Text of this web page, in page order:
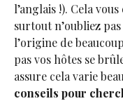
l’anglais !). Cela
surtout n’oubliez
l’origine de
pas vos hôtes se
assure cela varie
conseils pour